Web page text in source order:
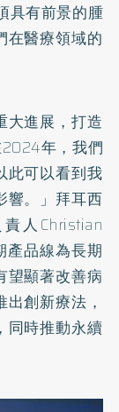
具有前景的腫
在醫療領域的
大進展，打造
2024年，我們
此可以看到我
響。」拜耳西
人Christian
產品線為長期
望顯著改善病
創新療法，
同時推動永續